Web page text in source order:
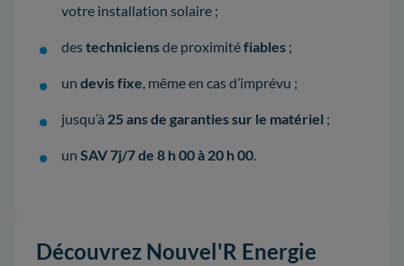
votre installation solaire ;
destechniciensde proximitéfiables ;
un devis fixe, même en cas d’imprévu ;
jusqu’à 25 ans de garanties sur le matériel ;
un SAV 7j/7 de 8 h 00 à 20 h 00.
Découvrez Nouvel'R Energie